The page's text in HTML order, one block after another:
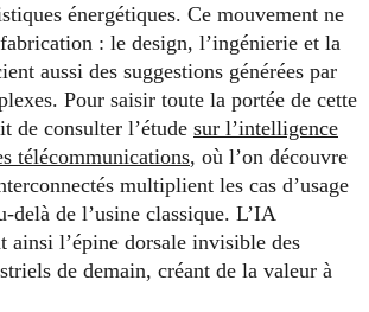
énergétiques. Ce mouvement ne
: le design, l’ingénierie et la
aussi des suggestions générées par
Pour saisir toute la portée de cette
de consulter l’étude sur l’intelligence
télécommunications, où l’on découvre
multiplient les cas d’usage
delà de l’usine classique. L’IA
ainsi l’épine dorsale invisible des
de demain, créant de la valeur à